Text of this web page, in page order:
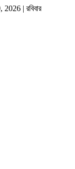
2026 | রবিবার